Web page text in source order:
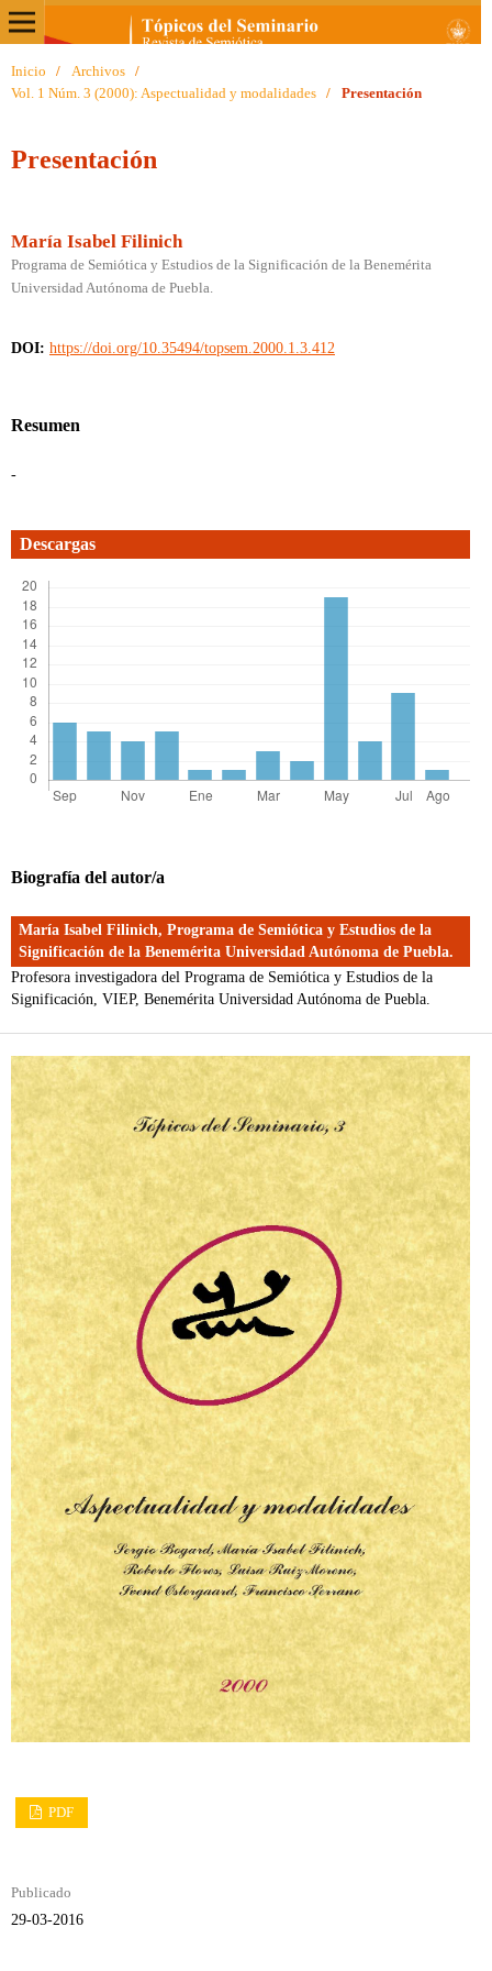
Inicio / Archivos
/
Vol. 1 Núm. 3 (2000): Aspectualidad y modalidades
/ Presentación
Presentación
María Isabel Filinich
Programa de Semiótica y Estudios de la Significación de la Benemérita
Universidad Autónoma de Puebla.
DOI: https://doi.org/10.35494/topsem.2000.1.3.412
Resumen
-
Descargas
Biografía del autor/a
María Isabel Filinich, Programa de Semiótica y Estudios de la
Significación de la Benemérita Universidad Autónoma de Puebla.
Profesora investigadora del Programa de Semiótica y Estudios de la
Significación, VIEP, Benemérita Universidad Autónoma de Puebla.
PDF
Publicado
29-03-2016